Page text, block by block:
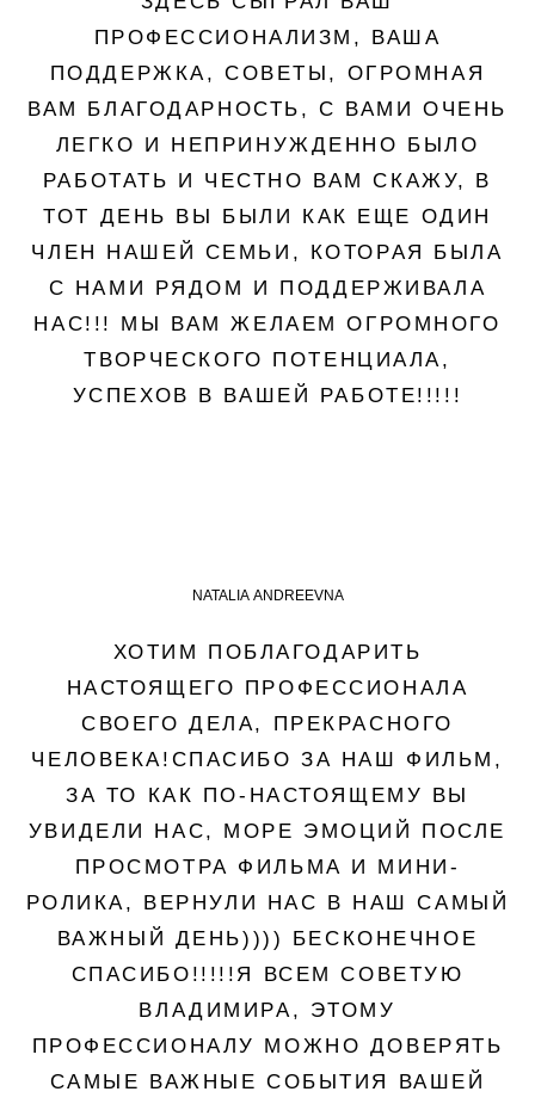
ПРОФЕССИОНАЛИЗМ, ВАША
ПОДДЕРЖКА, СОВЕТЫ, ОГРОМНАЯ
ВАМ БЛАГОДАРНОСТЬ, С ВАМИ ОЧЕНЬ
ЛЕГКО И НЕПРИНУЖДЕННО БЫЛО
РАБОТАТЬ И ЧЕСТНО ВАМ СКАЖУ, В
ТОТ ДЕНЬ ВЫ БЫЛИ КАК ЕЩЕ ОДИН
ЧЛЕН НАШЕЙ СЕМЬИ, КОТОРАЯ БЫЛА
С НАМИ РЯДОМ И ПОДДЕРЖИВАЛА
НАС!!! МЫ ВАМ ЖЕЛАЕМ ОГРОМНОГО
ТВОРЧЕСКОГО ПОТЕНЦИАЛА,
УСПЕХОВ В ВАШЕЙ РАБОТЕ!!!!!
NATALIA ANDREEVNA
ХОТИМ ПОБЛАГОДАРИТЬ
НАСТОЯЩЕГО ПРОФЕССИОНАЛА
СВОЕГО ДЕЛА, ПРЕКРАСНОГО
ЧЕЛОВЕКА!СПАСИБО ЗА НАШ ФИЛЬМ,
ЗА ТО КАК ПО-НАСТОЯЩЕМУ ВЫ
УВИДЕЛИ НАС, МОРЕ ЭМОЦИЙ ПОСЛЕ
ПРОСМОТРА ФИЛЬМА И МИНИ-
РОЛИКА, ВЕРНУЛИ НАС В НАШ САМЫЙ
ВАЖНЫЙ ДЕНЬ)))) БЕСКОНЕЧНОЕ
СПАСИБО!!!!!Я ВСЕМ СОВЕТУЮ
ВЛАДИМИРА, ЭТОМУ
ПРОФЕССИОНАЛУ МОЖНО ДОВЕРЯТЬ
САМЫЕ ВАЖНЫЕ СОБЫТИЯ ВАШЕЙ